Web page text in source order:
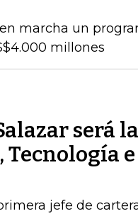
marcha un
millones
será
e
jefe de